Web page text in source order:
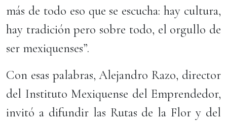
más de todo eso que se escucha: hay cultura,
hay tradición pero sobre todo, el orgullo de
ser mexiquenses”.
Con esas palabras, Alejandro Razo, director
del Instituto Mexiquense del Emprendedor,
invitó a difundir las Rutas de la Flor y del